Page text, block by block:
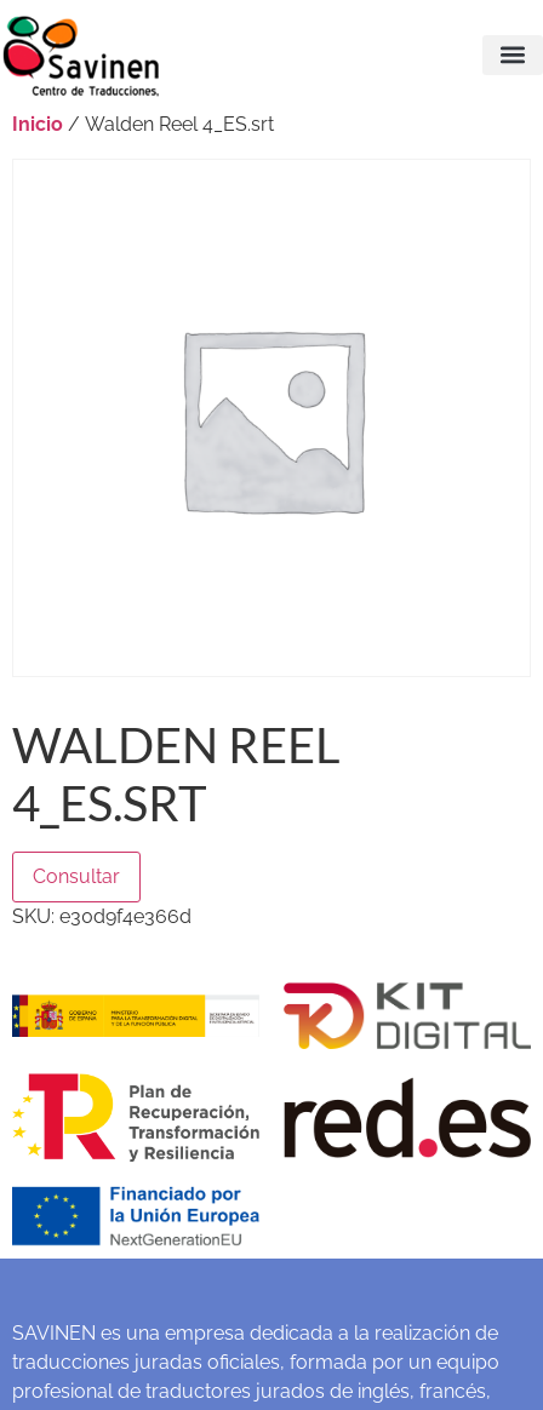
Inicio / Walden Reel 4_ES.srt
WALDEN REEL
4_ES.SRT
Consultar
SKU: e30d9f4e366d
SAVINEN es una empresa dedicada a la realización de
traducciones juradas oficiales, formada por un equipo
profesional de traductores jurados de inglés, francés,